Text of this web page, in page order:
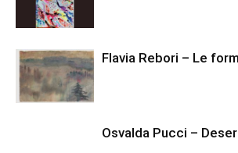
Flavia Rebori – Le
Osvalda Pucci –